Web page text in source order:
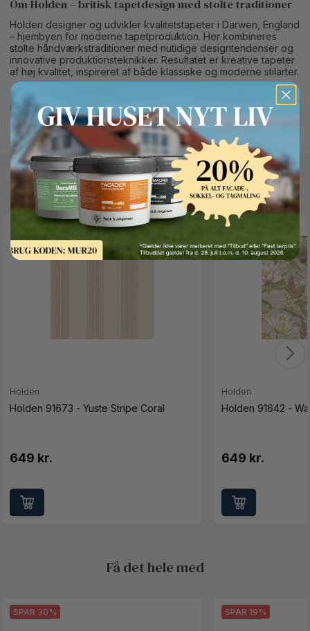
Om Holden – britisk tapetdesign med stolte traditioner
Holden designer og udvikler kvalitetstapeter i Darwen, England
– hjembyen for moderne tapetproduktion. Her kombineres
stolte håndværkstraditioner med nutidige designtendenser og
innovative produktionsteknikker. Resultatet er kreative tapeter
af høj kvalitet, inspireret af både klassiske og moderne stilarter.
Bemærk:
Denne vare er en skaffevare og tages derfor ikke
retur.
Andre kunder kigger også på
Holden
Holden 91673 - Yuste Stripe Coral
649 kr.
Holden
Holden 91642 -
649 kr.
Få det hele med
SPAR 30% SPAR 19%
Button Text